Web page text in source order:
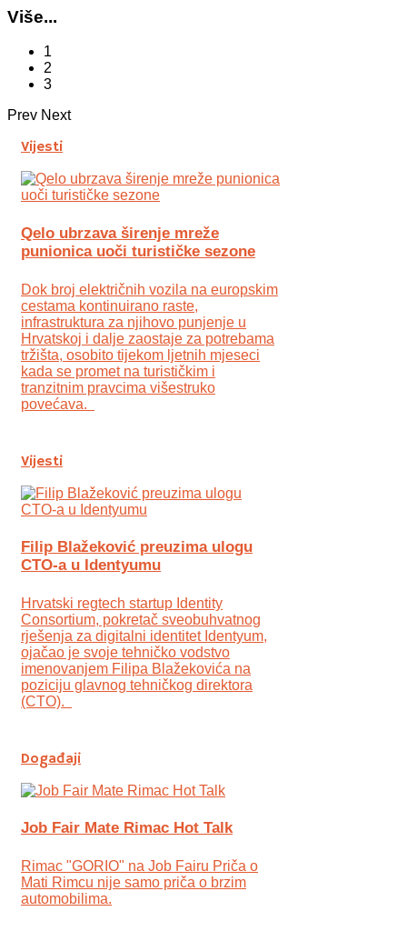
Više...
1
2
3
Prev Next
Vijesti
Qelo ubrzava širenje mreže
punionica uoči turističke sezone
Dok broj električnih vozila na europskim
cestama kontinuirano raste,
infrastruktura za njihovo punjenje u
Hrvatskoj i dalje zaostaje za potrebama
tržišta, osobito tijekom ljetnih mjeseci
kada se promet na turističkim i
tranzitnim pravcima višestruko
povećava.
Vijesti
Filip Blažeković preuzima ulogu
CTO-a u Identyumu
Hrvatski regtech startup Identity
Consortium, pokretač sveobuhvatnog
rješenja za digitalni identitet Identyum,
ojаčao je svoje tehničko vodstvo
imenovanjem Filipa Blažekovića na
poziciju glavnog tehničkog direktora
(CTO).
Događaji
Job Fair Mate Rimac Hot Talk
Rimac "GORIO" na Job Fairu Priča o
Mati Rimcu nije samo priča o brzim
automobilima.